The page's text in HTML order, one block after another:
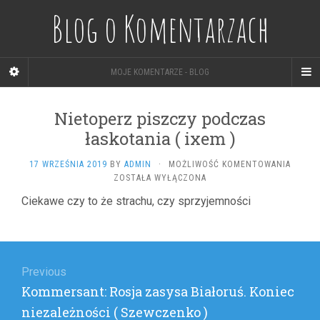
Blog o Komentarzach
MOJE KOMENTARZE - BLOG
Nietoperz piszczy podczas
łaskotania ( ixem )
17 WRZEŚNIA 2019 BY ADMIN · MOŻLIWOŚĆ KOMENTOWANIA
ZOSTAŁA WYŁĄCZONA
Ciekawe czy to że strachu, czy sprzyjemności
wpisu
Previous
Previous
post:
Kommersant: Rosja zasysa Białoruś. Koniec
niezależności ( Szewczenko )